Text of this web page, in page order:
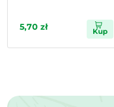
5,70 zł Kup